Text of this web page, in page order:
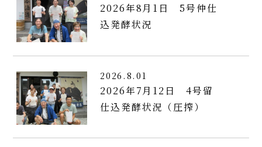
2026年8月1日 5号仲仕
込発酵状況
2026.8.01
2026年7月12日 4号留
仕込発酵状況（圧搾）